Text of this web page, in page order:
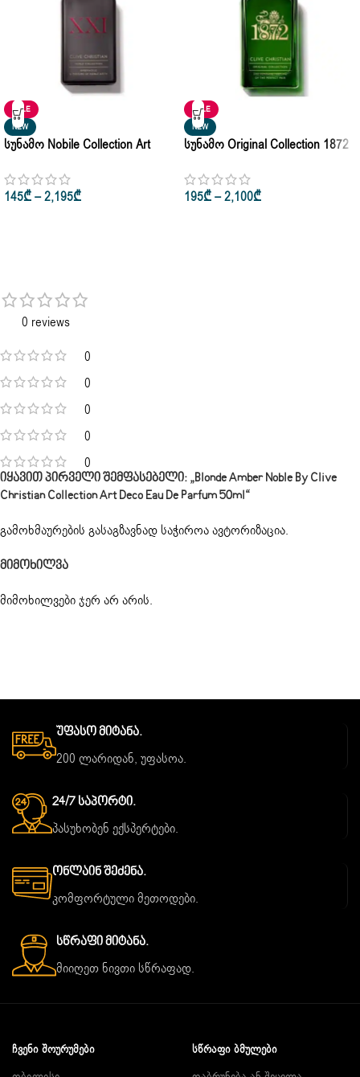
SALE
NEW
Სუნამო Nobile Collection Art
Eau De Parfum 100ml
145₾–2,195₾
SALE
NEW
Სუნამო Original Collection 1872
50ml • 100ml
195₾–2,100₾
0 reviews
0
0
0
0
0
Მიმოხილვა
მიმოხილვები ჯერ არ არის.
Იყავით Პირველი Შემფასებელი: „Blonde Amber Noble By Clive
Christian Collection Art Deco Eau De Parfum 50ml“
გამოხმაურების გასაგზავნად საჭიროაავტორიზაცია.
Უფასო Მიტანა.
200 ლარიდან, უფასოა.
24/7 Საპორტი.
პასუხობენ ექსპერტები.
Ონლაინ Შეძენა.
კომფორტული მეთოდები.
Სწრაფი Მიტანა.
მიიღეთ ნივთი სწრაფად.
ᲩᲕᲔᲜᲘ ᲨᲝᲣᲠᲣᲛᲔᲑᲘ
ᲡᲬᲠᲐᲤᲘ ᲑᲛᲣᲚᲔᲑᲘ